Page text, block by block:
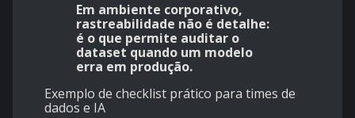
Em ambiente corporativo,
rastreabilidade não é detalhe:
é o que permite auditar o
dataset quando um modelo
erra em produção.
Exemplo de checklist prático para times de
dados e IA